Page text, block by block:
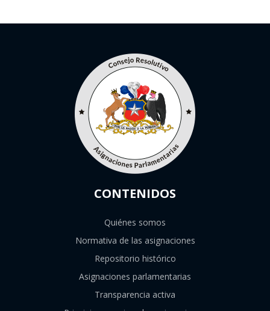
CONTENIDOS
Quiénes somos
Normativa de las asignaciones
Repositorio histórico
Asignaciones parlamentarias
Transparencia activa